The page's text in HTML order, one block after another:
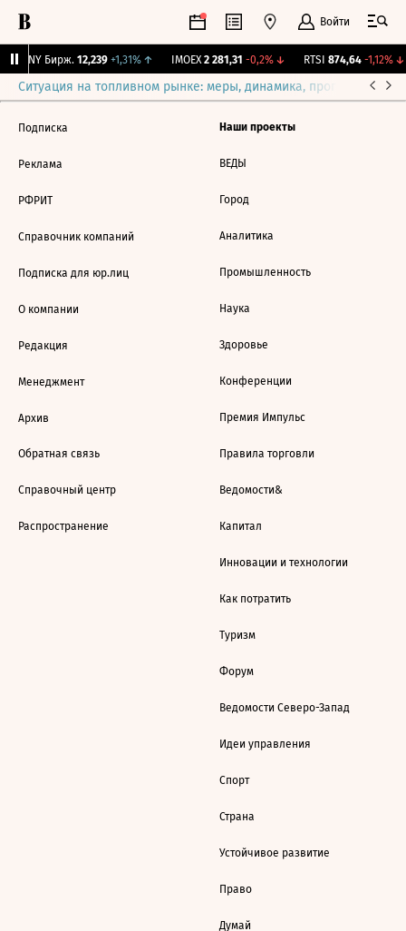
Войти
CNY Бирж. 12,239 +1,31%↑ IMOEX 2 281,31 -0,2%↓ RTSI 874,64 -1,12%↓
Ситуация на топливном рынке: меры, динамика, прогнозы
Подписка
Реклама
РФРИТ
Справочник компаний
Подписка для юр.лиц
О компании
Редакция
Менеджмент
Архив
Обратная связь
Справочный центр
Распространение
Наши проекты
ВЕДЫ
Город
Аналитика
Промышленность
Наука
Здоровье
Конференции
Премия Импульс
Правила торговли
Ведомости&
Капитал
Инновации и технологии
Как потратить
Туризм
Форум
Ведомости Северо-Запад
Идеи управления
Спорт
Страна
Устойчивое развитие
Право
Думай